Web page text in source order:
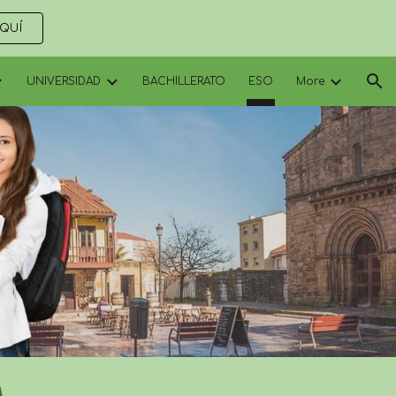
UNIVERSIDAD BACHILLERATO ESO More